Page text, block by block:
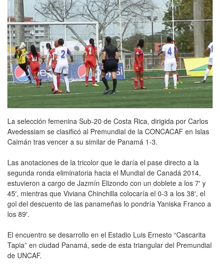
La selección femenina Sub-20 de Costa Rica, dirigida por Carlos
Avedessiam se clasificó al Premundial de la CONCACAF en Islas
Caimán tras vencer a su similar de Panamá 1-3.
Las anotaciones de la tricolor que le daría el pase directo a la
segunda ronda eliminatoria hacia el Mundial de Canadá 2014,
estuvieron a cargo de Jazmín Elizondo con un doblete a los 7′ y
45′, mientras que Viviana Chinchilla colocaría el 0-3 a los 38′, el
gol del descuento de las panameñas lo pondría Yaniska Franco a
los 89′.
El encuentro se desarrollo en el Estadio Luis Ernesto “Cascarita
Tapia” en ciudad Panamá, sede de esta triangular del Premundial
de UNCAF.